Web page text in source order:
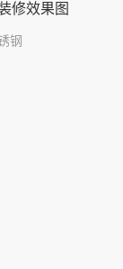
修效果图
钢